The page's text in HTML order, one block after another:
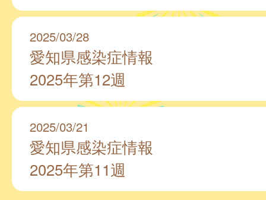
2025/03/28
愛知県感染症情報
2025年第12週
2025/03/21
愛知県感染症情報
2025年第11週